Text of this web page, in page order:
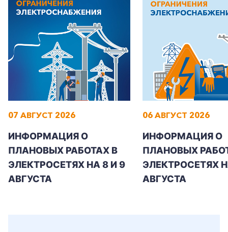
07 АВГУСТ 2026
ИНФОРМАЦИЯ О
ПЛАНОВЫХ РАБОТАХ В
ЭЛЕКТРОСЕТЯХ НА 8 И 9
АВГУСТА
06 АВГУСТ 2026
ИНФОРМАЦИЯ О
ПЛАНОВЫХ
ЭЛЕКТРОСЕТЯХ
АВГУСТА